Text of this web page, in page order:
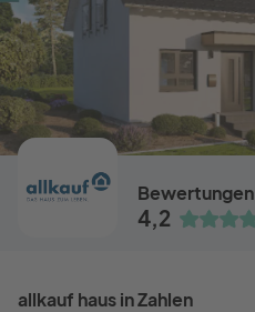
Bewertungen
4,2
allkauf haus in Zahlen